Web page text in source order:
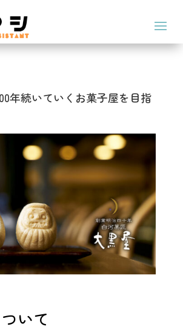
年続いていくお菓子屋を目指
いて